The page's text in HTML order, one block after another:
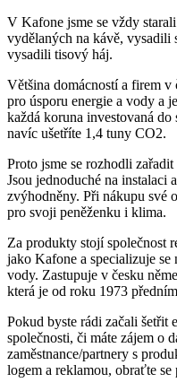
V Kafone jsme se vždy
vydělaných na kávě, vysadili
vysadili tisový háj.
Většina domácností a firem v
pro úsporu energie a vody a
každá koruna investovaná
navíc ušetříte 1,4 tuny CO2.
Proto jsme se rozhodli
Jsou jednoduché na instalaci
zvýhodněny. Při nákupu své
pro svoji peněženku i klima.
Za produkty stojí společnost
jako Kafone a specializuje se
vody. Zastupuje v česku
která je od roku 1973
Pokud byste rádi začali šetřit
společnosti, či máte zájem o
zaměstnance/partnery s
logem a reklamou, obraťte se